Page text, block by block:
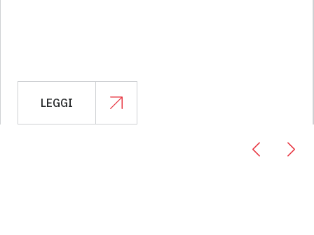
LEGGI